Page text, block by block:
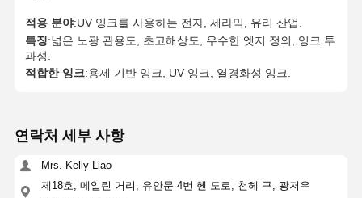
적용 분야:UV 잉크를 사용하는 전자, 세라믹, 유리 산업.
특징:넓은 노광 관용도, 초고해상도, 우수한 엣지 정의, 잉크 투
과성.
적합한 잉크:용제 기반 잉크, UV 잉크, 열경화성 잉크.
연락처 세부 사항
Mrs. Kelly Liao
제18호, 메일린 거리, 유안문 4번 헨 도로, 천헤 구, 광저우